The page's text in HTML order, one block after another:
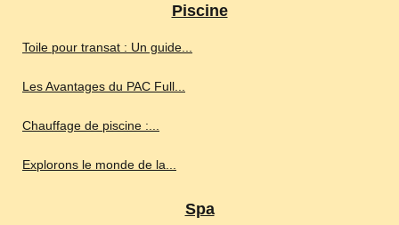
Piscine
Toile pour transat : Un guide...
Les Avantages du PAC Full...
Chauffage de piscine :...
Explorons le monde de la...
Spa